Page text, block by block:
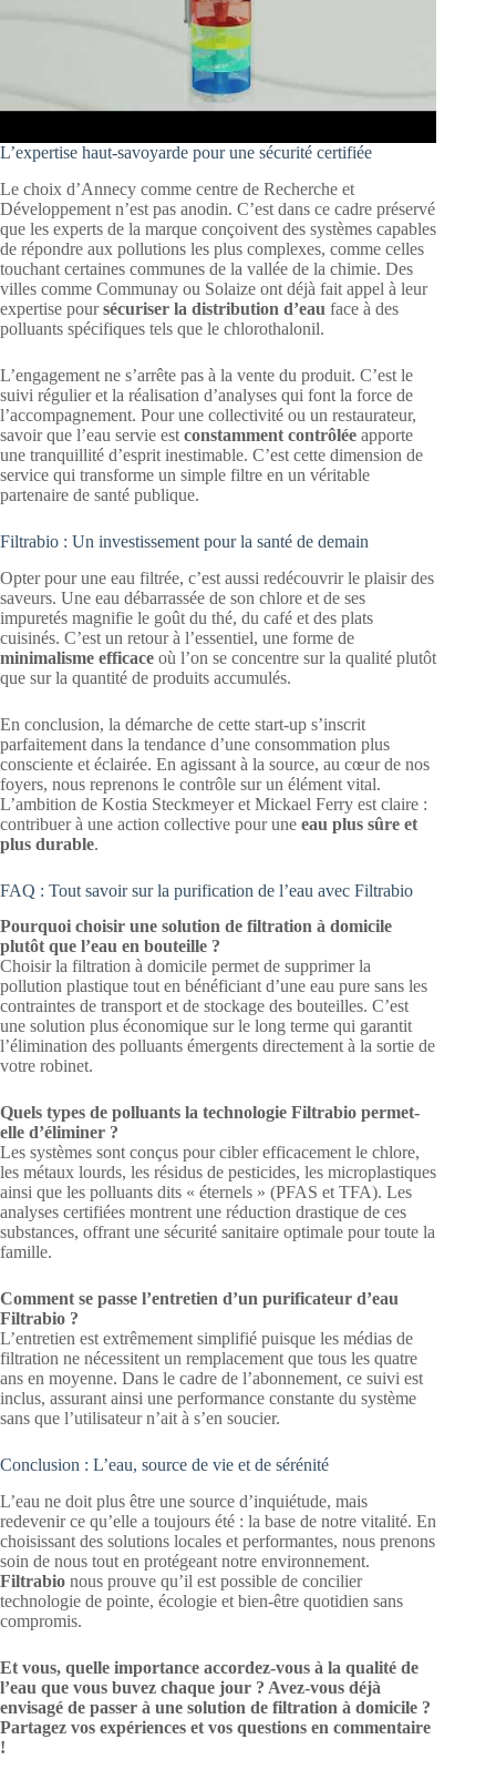
L’expertise haut-savoyarde pour une sécurité certifiée
Le choix d’Annecy comme centre de Recherche et
Développement n’est pas anodin. C’est dans ce cadre préservé
que les experts de la marque conçoivent des systèmes capables
de répondre aux pollutions les plus complexes, comme celles
touchant certaines communes de la vallée de la chimie. Des
villes comme Communay ou Solaize ont déjà fait appel à leur
expertise poursécuriser la distribution d’eau face à des
polluants spécifiques tels que le chlorothalonil.
L’engagement ne s’arrête pas à la vente du produit. C’est le
suivi régulier et la réalisation d’analyses qui font la force de
l’accompagnement. Pour une collectivité ou un restaurateur,
savoir que l’eau servie est constamment contrôlée apporte
une tranquillité d’esprit inestimable. C’est cette dimension de
service qui transforme un simple filtre en un véritable
partenaire de santé publique.
Filtrabio : Un investissement pour la santé de demain
Opter pour une eau filtrée, c’est aussi redécouvrir le plaisir des
saveurs. Une eau débarrassée de son chlore et de ses
impuretés magnifie le goût du thé, du café et des plats
cuisinés. C’est un retour à l’essentiel, une forme de
minimalisme efficace où l’on se concentre sur la qualité plutôt
que sur la quantité de produits accumulés.
En conclusion, la démarche de cette start-up s’inscrit
parfaitement dans la tendance d’une consommation plus
consciente et éclairée. En agissant à la source, au cœur de nos
foyers, nous reprenons le contrôle sur un élément vital.
L’ambition de Kostia Steckmeyer et Mickael Ferry est claire :
contribuer à une action collective pour une eau plus sûre et
plus durable.
FAQ : Tout savoir sur la purification de l’eau avec Filtrabio
Pourquoi choisir une solution de filtration à domicile
plutôt que l’eau en bouteille ?
Choisir la filtration à domicile permet de supprimer la
pollution plastique tout en bénéficiant d’une eau pure sans les
contraintes de transport et de stockage des bouteilles. C’est
une solution plus économique sur le long terme qui garantit
l’élimination des polluants émergents directement à la sortie de
votre robinet.
Quels types de polluants la technologie Filtrabio permet-
elle d’éliminer ?
Les systèmes sont conçus pour cibler efficacement le chlore,
les métaux lourds, les résidus de pesticides, les microplastiques
ainsi que les polluants dits « éternels » (PFAS et TFA). Les
analyses certifiées montrent une réduction drastique de ces
substances, offrant une sécurité sanitaire optimale pour toute la
famille.
Comment se passe l’entretien d’un purificateur d’eau
Filtrabio ?
L’entretien est extrêmement simplifié puisque les médias de
filtration ne nécessitent un remplacement que tous les quatre
ans en moyenne. Dans le cadre de l’abonnement, ce suivi est
inclus, assurant ainsi une performance constante du système
sans que l’utilisateur n’ait à s’en soucier.
Conclusion : L’eau, source de vie et de sérénité
L’eau ne doit plus être une source d’inquiétude, mais
redevenir ce qu’elle a toujours été : la base de notre vitalité. En
choisissant des solutions locales et performantes, nous prenons
soin de nous tout en protégeant notre environnement.
Filtrabio nous prouve qu’il est possible de concilier
technologie de pointe, écologie et bien-être quotidien sans
compromis.
Et vous, quelle importance accordez-vous à la qualité de
l’eau que vous buvez chaque jour ? Avez-vous déjà
envisagé de passer à une solution de filtration à domicile ?
Partagez vos expériences et vos questions en commentaire
!